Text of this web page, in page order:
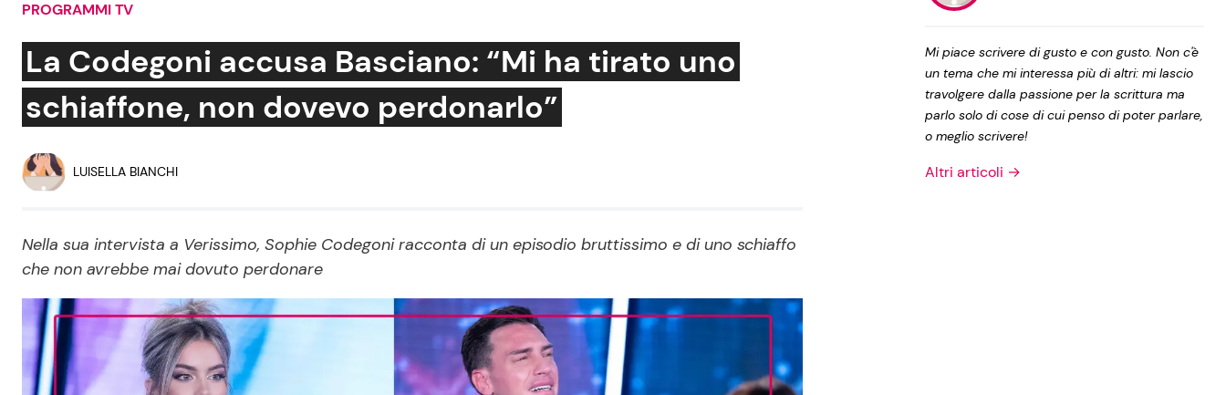
Social News
News dal mondo
Benessere
Mondo Mamma
News benessere
Cucina e Ricette
Le Ricette in TV
Ricette Facili e Veloci
Ricette Feste
Ricette per Bambini
Privacy Policy
PROGRAMMI TV
La Codegoni accusa Basciano: “Mi ha tirato uno
schiaffone, non dovevo perdonarlo”
LUISELLA BIANCHI
Nella sua intervista a Verissimo, Sophie Codegoni racconta di un episodio bruttissimo e di uno schiaffo
che non avrebbe mai dovuto perdonare
Mi piace scrivere di gusto e con gusto. Non c'è
un tema che mi interessa più di altri: mi lascio
travolgere dalla passione per la scrittura ma
parlo solo di cose di cui penso di poter parlare,
o meglio scrivere!
Altri articoli →